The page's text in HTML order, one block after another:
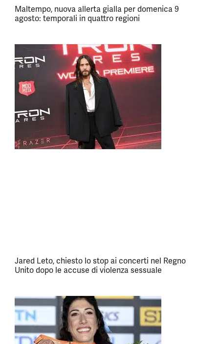
Maltempo, nuova allerta gialla per domenica 9
agosto: temporali in quattro regioni
Jared Leto, chiesto lo stop ai concerti nel Regno
Unito dopo le accuse di violenza sessuale